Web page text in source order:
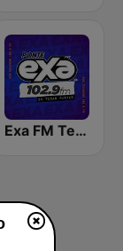
Exa FM Tehuacán